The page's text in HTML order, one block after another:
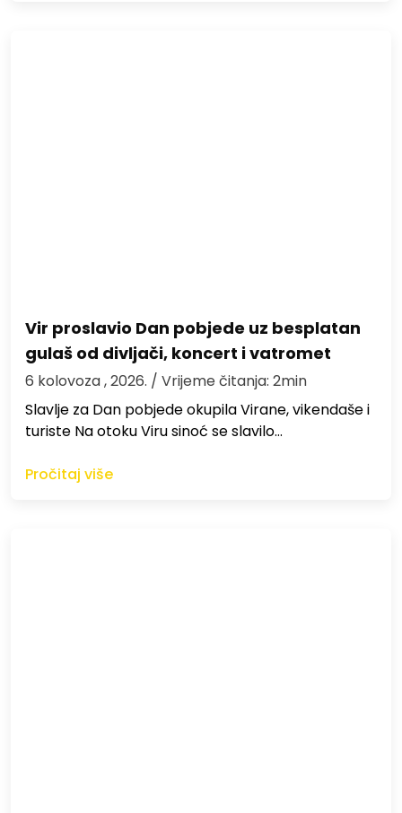
Vir proslavio Dan pobjede uz besplatan
gulaš od divljači, koncert i vatromet
6 kolovoza , 2026. / Vrijeme čitanja: 2min
Slavlje za Dan pobjede okupila Virane, vikendaše i
turiste Na otoku Viru sinoć se slavilo…
Pročitaj više